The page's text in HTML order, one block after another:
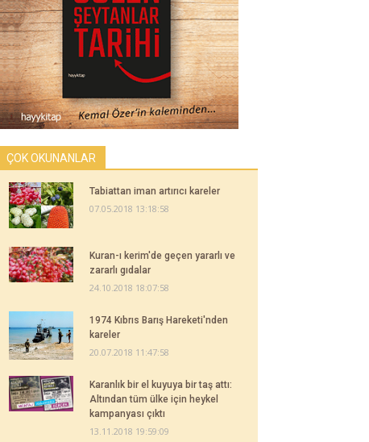
ÇOK OKUNANLAR
Tabiattan iman artırıcı kareler
07.05.2018 13:18:58
Kuran-ı kerim'de geçen yararlı ve
zararlı gıdalar
24.10.2018 18:07:58
1974 Kıbrıs Barış Hareketi'nden
kareler
20.07.2018 11:47:58
Karanlık bir el kuyuya bir taş attı:
Altından tüm ülke için heykel
kampanyası çıktı
13.11.2018 19:59:09